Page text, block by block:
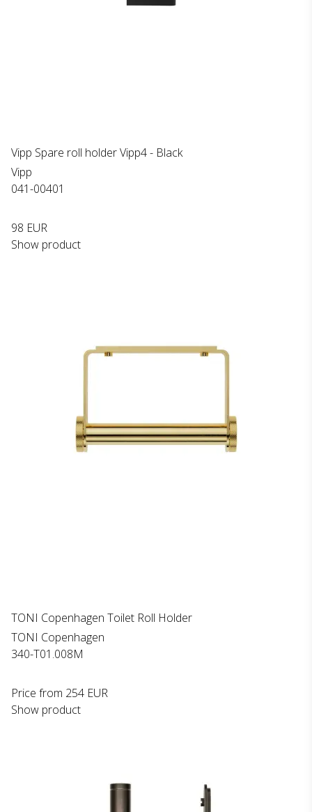
Vipp Spare roll holder Vipp4 - Black
Vipp
041-00401
98 EUR
Show product
TONI Copenhagen Toilet Roll Holder
TONI Copenhagen
340-T01.008M
Price from 254 EUR
Show product